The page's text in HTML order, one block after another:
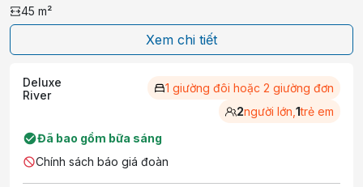
Hãy để chuyến đi của bạn thêm phần hoàn hảo với
một nơi lưu trú lý tưởng. Đặt phòng khách sạn
Thanh Binh Riverside Hotel Hoi Anngay hôm nay
để nhận mức giá ưu đãi nhất!
45 m²
Xem chi tiết
Deluxe
River
1 giường đôi hoặc 2 giường đơn
2người lớn, 1trẻ em
Đã bao gồm bữa sáng
Chính sách báo giá đoàn